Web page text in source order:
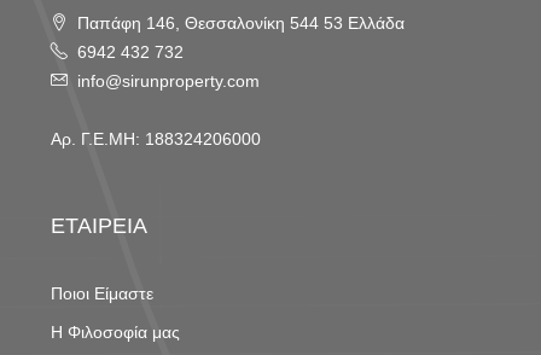
Παπάφη 146, Θεσσαλονίκη 544 53 Ελλάδα
6942 432 732
info@sirunproperty.com
Αρ. Γ.Ε.ΜΗ: 188324206000
ΕΤΑΙΡΕΙΑ
Ποιοι Είμαστε
Η Φιλοσοφία μας